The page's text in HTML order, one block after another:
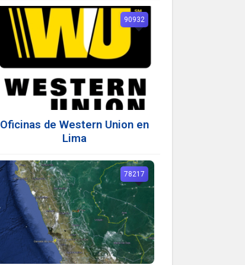
Oficinas de Western Union en
Lima
90932
78217